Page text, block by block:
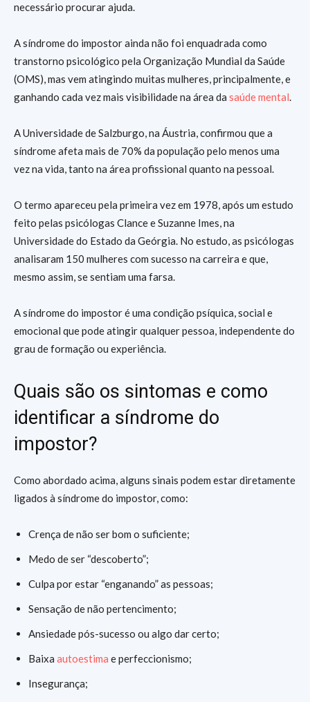
necessário procurar ajuda.
A síndrome do impostor ainda não foi enquadrada como
transtorno psicológico pela Organização Mundial da Saúde
(OMS), mas vem atingindo muitas mulheres, principalmente, e
ganhando cada vez mais visibilidade na área da saúde mental.
A Universidade de Salzburgo, na Áustria, confirmou que a
síndrome afeta mais de 70% da população pelo menos uma
vez na vida, tanto na área profissional quanto na pessoal.
O termo apareceu pela primeira vez em 1978, após um estudo
feito pelas psicólogas Clance e Suzanne Imes, na
Universidade do Estado da Geórgia. No estudo, as psicólogas
analisaram 150 mulheres com sucesso na carreira e que,
mesmo assim, se sentiam uma farsa.
A síndrome do impostor é uma condição psíquica, social e
emocional que pode atingir qualquer pessoa, independente do
grau de formação ou experiência.
Quais são os sintomas e como
identificar a síndrome do
impostor?
Como abordado acima, alguns sinais podem estar diretamente
ligados à síndrome do impostor, como:
Crença de não ser bom o suficiente;
Medo de ser “descoberto”;
Culpa por estar “enganando” as pessoas;
Sensação de não pertencimento;
Ansiedade pós-sucesso ou algo dar certo;
Baixa autoestima e perfeccionismo;
Insegurança;